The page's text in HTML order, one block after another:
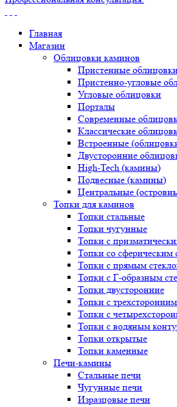
Главная
Магазин
Облицовки каминов
Пристенные
Пристенно-угловые
Угловые облицовки
Порталы
Современные
Классические
Встроенные
Двусторонние
High-Tech (камины)
Подвесные (камины)
Центральные
Топки для каминов
Топки стальные
Топки чугунные
Топки с
Топки со сферическим
Топки с прямым
Топки с Г-образным
Топки двусторонние
Топки с
Топки с
Топки с водяным
Топки открытые
Топки каменные
Печи-камины
Стальные печи
Чугунные печи
Изразцовые печи